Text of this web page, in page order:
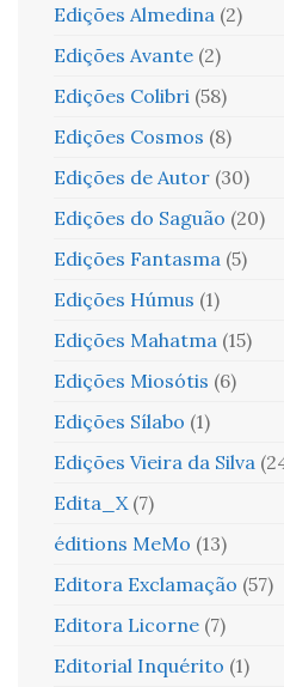
Edições Almedina (2)
Edições Avante (2)
Edições Colibri (58)
Edições Cosmos (8)
Edições de Autor (30)
Edições do Saguão (20)
Edições Fantasma (5)
Edições Húmus (1)
Edições Mahatma (15)
Edições Miosótis (6)
Edições Sílabo (1)
Edições Vieira da Silva
Edita_X (7)
éditions MeMo (13)
Editora Exclamação (57)
Editora Licorne (7)
Editorial Inquérito (1)